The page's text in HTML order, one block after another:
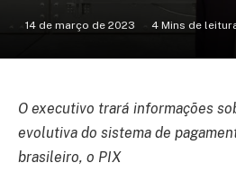
14 de março de 2023 4 Mins de
O executivo trará informações
evolutiva do sistema de
brasileiro, o PIX